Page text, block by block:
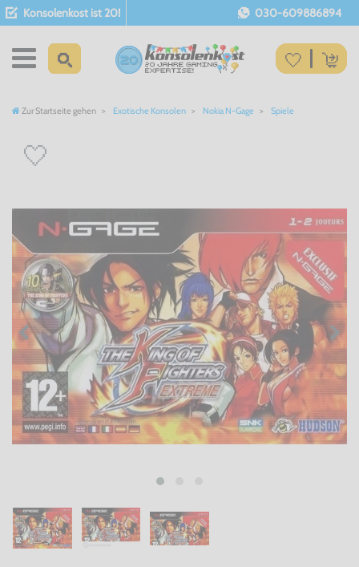
Konsolenkost ist 20! 030-609886894
Zur Startseite gehen Exotische Konsolen Nokia N-Gage Spiele